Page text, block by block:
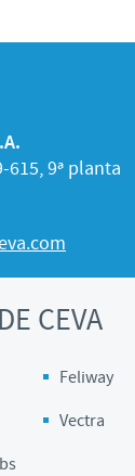
615, 9ª planta
CEVA
Feliway
Vectra